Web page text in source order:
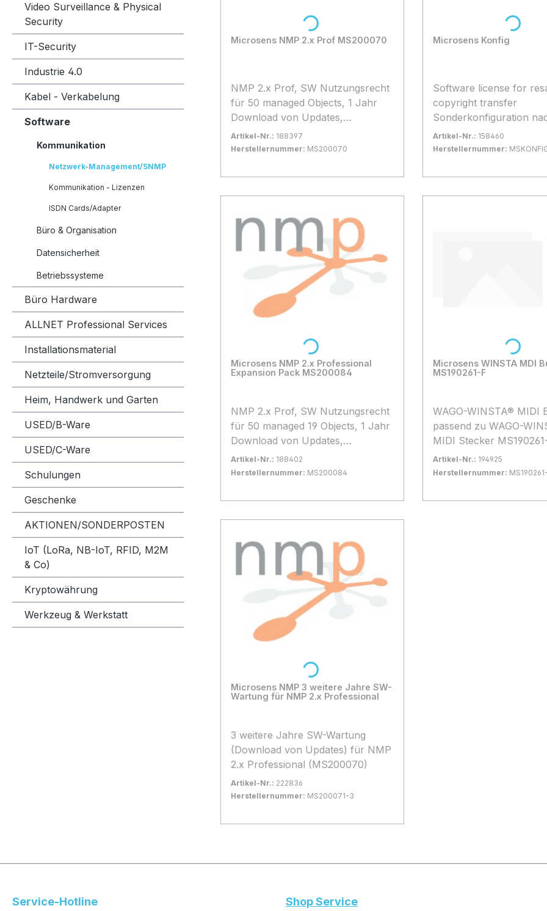
Video Surveillance & Physical
Security
IT-Security
Industrie 4.0
Kabel - Verkabelung
Software
Kommunikation
Netzwerk-Management/SNMP
Kommunikation - Lizenzen
ISDN Cards/Adapter
Büro & Organisation
Datensicherheit
Betriebssysteme
Büro Hardware
ALLNET Professional Services
Installationsmaterial
Netzteile/Stromversorgung
Heim, Handwerk und Garten
USED/B-Ware
USED/C-Ware
Schulungen
Geschenke
AKTIONEN/SONDERPOSTEN
IoT (LoRa, NB-IoT, RFID, M2M
& Co)
Kryptowährung
Werkzeug & Werkstatt
Microsens NMP 2.x Prof MS200070
NMP 2.x Prof, SW Nutzungsrecht
für 50 managed Objects, 1 Jahr
Download von Updates,
Installation auf max. 1 Computer
Artikel-Nr.: 188397
Herstellernummer: MS200070
In den Warenkorb
Loading... Microsens Konfig
Software license for
copyright transfer
Sonderkonfiguration
Kundenwunsch
Artikel-Nr.: 158460
Herstellernummer:
In den Warenkorb
Loading...
Microsens NMP 2.x Professional
Expansion Pack MS200084
NMP 2.x Prof, SW Nutzungsrecht
für 50 managed 19 Objects, 1 Jahr
Download von Updates,
Installation auf max. 1 Computer
Artikel-Nr.: 188402
Herstellernummer: MS200084
In den Warenkorb
Loading...
Microsens WINSTA MDI
MS190261-F
WAGO-WINSTA® MIDI
passend zu WAGO-
MIDI Stecker
Artikel-Nr.: 194925
Herstellernummer:
In den Warenkorb
Loading...
Microsens NMP 3 weitere Jahre SW-
Wartung für NMP 2.x Professional
3 weitere Jahre SW-Wartung
(Download von Updates) für NMP
2.x Professional (MS200070)
Artikel-Nr.: 222836
Herstellernummer: MS200071-3
In den Warenkorb
Loading...
Service-Hotline Shop Service